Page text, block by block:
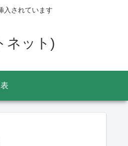
入されています
ネット)